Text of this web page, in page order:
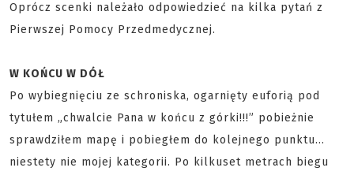
Oprócz scenki należało odpowiedzieć na kilka pytań z
Pierwszej Pomocy Przedmedycznej.
W KOŃCU W DÓŁ
Po wybiegnięciu ze schroniska, ogarnięty euforią pod
tytułem „chwalcie Pana w końcu z górki!!!” pobieżnie
sprawdziłem mapę i pobiegłem do kolejnego punktu…
niestety nie mojej kategorii. Po kilkuset metrach biegu